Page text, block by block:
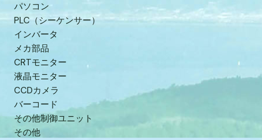
パソコン
PLC（シーケンサー）
インバータ
メカ部品
CRTモニター
液晶モニター
CCDカメラ
バーコード
その他制御ユニット
その他